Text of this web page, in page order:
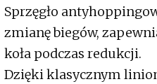
Sprzęgło
zmianę biegów,
koła podczas redukcji.
Dzięki klasycznym